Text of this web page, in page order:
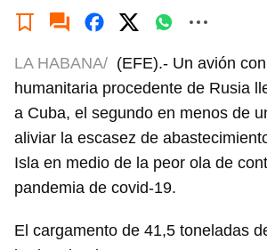
LA HABANA/ (EFE).- Un avión
humanitaria procedente de Rusia
a Cuba, el segundo en menos de
aliviar la escasez de
Isla en medio de la peor ola de
pandemia de covid-19.
El cargamento de 41,5 toneladas